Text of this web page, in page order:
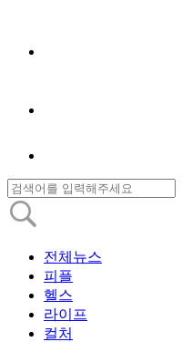
전체뉴스
피플
헬스
라이프
컬처